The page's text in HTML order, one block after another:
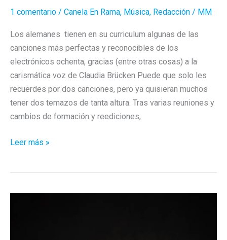
1 comentario / Canela En Rama, Música, Redacción / MM
Los alemanes tienen en su curriculum algunas de las
canciones más perfectas y reconocibles de los
electrónicos ochenta, gracias (entre otras cosas) a la
carismática voz de Claudia Brücken Puede que solo les
recuerdes por dos canciones, pero ya quisieran muchos
tener dos temazos de tanta altura. Tras varias reuniones y
cambios de formación y reediciones,
xPropaganda:
Leer más »